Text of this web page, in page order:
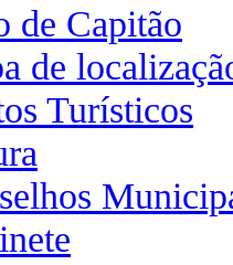
de Capitão
de
Turísticos